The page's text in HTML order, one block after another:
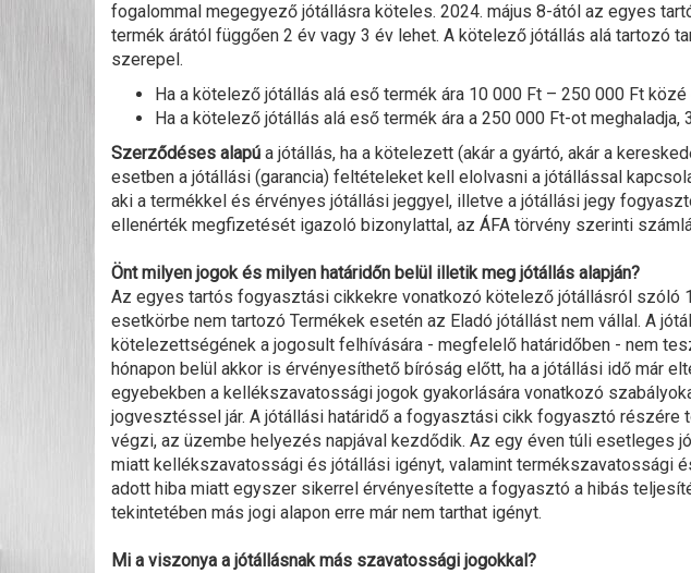
fogalommal megegyező jótállásra köteles. 2024. május 8-ától az egyes
termék árától függően 2 év vagy 3 év lehet. A kötelező jótállás alá
szerepel.
Ha a kötelező jótállás alá eső termék ára 10 000 Ft – 250 000 Ft
Ha a kötelező jótállás alá eső termék ára a 250 000 Ft-ot
Szerződéses alapú a jótállás, ha a kötelezett (akár a gyártó, akár a
esetben a jótállási (garancia) feltételeket kell elolvasni a jótállással
aki a termékkel és érvényes jótállási jeggyel, illetve a jótállási jegy
ellenérték megfizetését igazoló bizonylattal, az ÁFA törvény szerinti
Önt milyen jogok és milyen határidőn belül illetik meg jótállás alapján?
Az egyes tartós fogyasztási cikkekre vonatkozó kötelező jótállásról szóló
esetkörbe nem tartozó Termékek esetén az Eladó jótállást nem vállal. A
kötelezettségének a jogosult felhívására - megfelelő határidőben - nem
hónapon belül akkor is érvényesíthető bíróság előtt, ha a jótállási idő már
egyebekben a kellékszavatossági jogok gyakorlására vonatkozó
jogvesztéssel jár. A jótállási határidő a fogyasztási cikk fogyasztó részére
végzi, az üzembe helyezés napjával kezdődik. Az egy éven túli esetleges
miatt kellékszavatossági és jótállási igényt, valamint termékszavatossági
adott hiba miatt egyszer sikerrel érvényesítette a fogyasztó a hibás
tekintetében más jogi alapon erre már nem tarthat igényt.
Mi a viszonya a jótállásnak más szavatossági jogokkal?